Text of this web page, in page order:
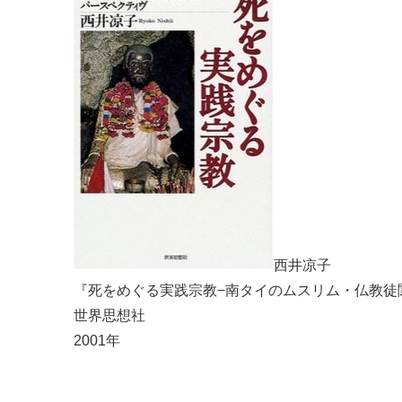
西井凉子
『死をめぐる実践宗教−南タイのムスリム・仏教
世界思想社
2001年